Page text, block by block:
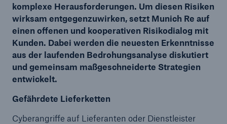
komplexe Herausforderungen. Um diesen Risiken
wirksam entgegenzuwirken, setzt Munich Re auf
einen offenen und kooperativen Risikodialog mit
Kunden. Dabei werden die neuesten Erkenntnisse
aus der laufenden Bedrohungsanalyse diskutiert
und gemeinsam maßgeschneiderte Strategien
entwickelt.
Gefährdete Lieferketten
Cyberangriffe auf Lieferanten oder Dienstleister
Versicherungslücke: der Anteil der nicht
versicherten Schäden aus Naturkatastrophen
seit 1980 beträgt
71.8%